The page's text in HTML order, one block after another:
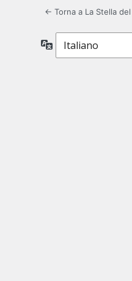
← Torna a La Stella
Lingua